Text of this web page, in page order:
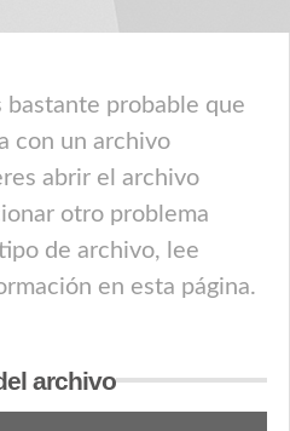
bastante probable que
con un archivo
abrir el archivo
otro problema
de archivo, lee
en esta página.
archivo